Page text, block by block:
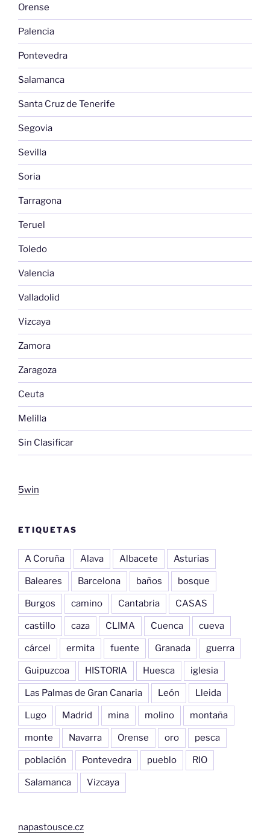
Orense
Palencia
Pontevedra
Salamanca
Santa Cruz de Tenerife
Segovia
Sevilla
Soria
Tarragona
Teruel
Toledo
Valencia
Valladolid
Vizcaya
Zamora
Zaragoza
Ceuta
Melilla
Sin Clasificar
5win
ETIQUETAS
A Coruña Alava Albacete Asturias
Baleares Barcelona baños bosque
Burgos camino Cantabria CASAS
castillo caza CLIMA Cuenca cueva
cárcel ermita fuente Granada guerra
Guipuzcoa HISTORIA Huesca iglesia
Las Palmas de Gran Canaria León Lleida
Lugo Madrid mina molino montaña
monte Navarra Orense oro pesca
población Pontevedra pueblo RIO
Salamanca Vizcaya
napastousce.cz